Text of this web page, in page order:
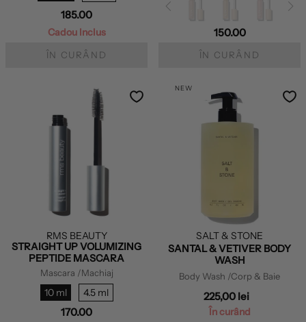
185.00
Cadou Inclus
ÎN CURÂND
150.00
ÎN CURÂND
RMS BEAUTY
STRAIGHT UP VOLUMIZING
PEPTIDE MASCARA
Mascara /Machiaj
10 ml 4.5 ml
170.00
NEW
SALT & STONE
SANTAL & VETIVER BODY
WASH
Body Wash /Corp & Baie
225,00 lei
În curând